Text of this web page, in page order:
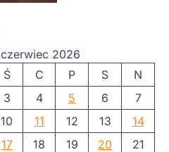
czerwiec 2026
Ś C P S
N
3 4 5 6
7
10 11 12 13
14
17 18 19 20
21